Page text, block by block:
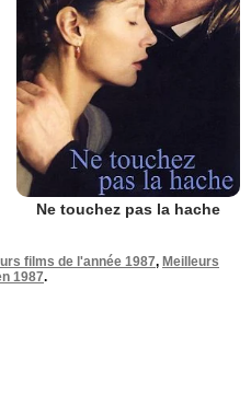
Ne touchez pas la hache
films de l'année 1987, Meilleurs
1987.